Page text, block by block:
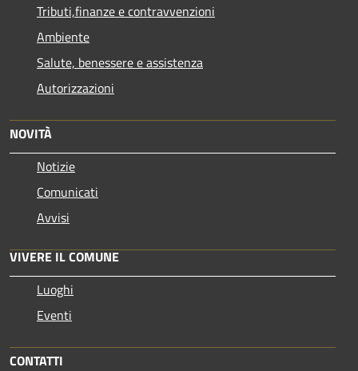
Tributi,finanze e contravvenzioni
Ambiente
Salute, benessere e assistenza
Autorizzazioni
NOVITÀ
Notizie
Comunicati
Avvisi
VIVERE IL COMUNE
Luoghi
Eventi
CONTATTI